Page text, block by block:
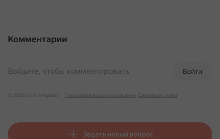
Комментарии
Войти
Войдите, чтобы комментировать
© 2026 ООО «Яндекс» Пользовательское соглашение Связаться с нами
Задать новый вопрос